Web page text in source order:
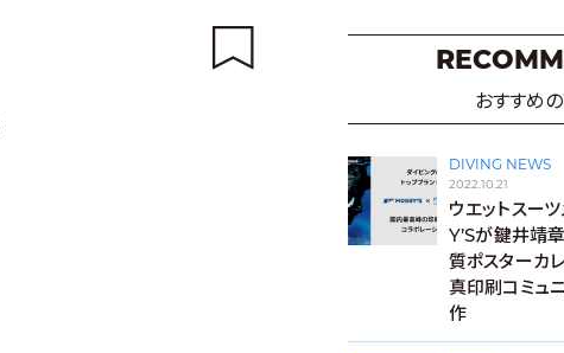
おすすめ
DIVING NEWS
2022.10.21
ウエットスー
Y’Sが鍵井靖
質ポスターカ
真印刷コミュ
作